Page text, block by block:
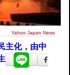
Yahoo Japan News
主化，由中